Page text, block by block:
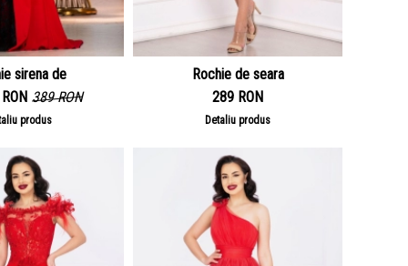
sirena de
389 RON
produs
Rochie de seara
289 RON
Detaliu produs